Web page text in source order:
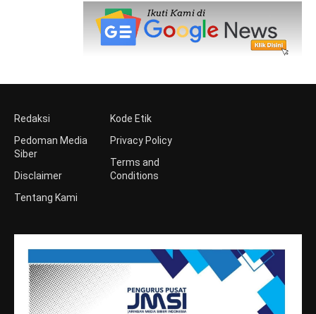
Redaksi
Pedoman Media
Siber
Disclaimer
Tentang Kami
Kode Etik
Privacy Policy
Terms and
Conditions